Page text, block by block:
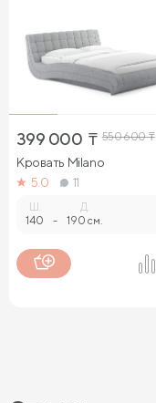
399 000 ₸ 550 600₸
Кровать Milano
5.0
11
140 -
Д.
190 см.